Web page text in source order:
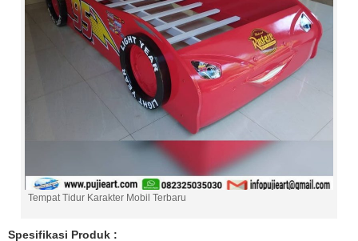
Tempat Tidur Karakter Mobil Terbaru
Spesifikasi Produk :